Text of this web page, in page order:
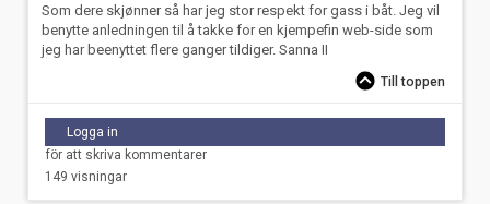
Som dere skjønner så har jeg stor respekt for gass i båt. Jeg vil
benytte anledningen til å takke for en kjempefin web-side som
jeg har beenyttet flere ganger tildiger. Sanna II
Till toppen
Logga in
för att skriva kommentarer
149 visningar